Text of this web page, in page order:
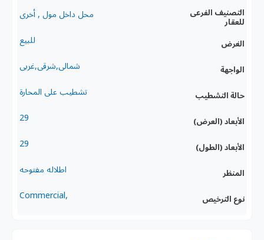
التصنيف الفرعى
للعقار
محل داخل مول , أخرى
الغرض للبيع
الواجهة شمالى,شرقى,غربى
حالة التشطيب تشطيب على المحارة
الأبعاد (العرض) 29
الأبعاد (الطول) 29
المنظر اطلاله مفتوحه
نوع الترخيص ,Commercial